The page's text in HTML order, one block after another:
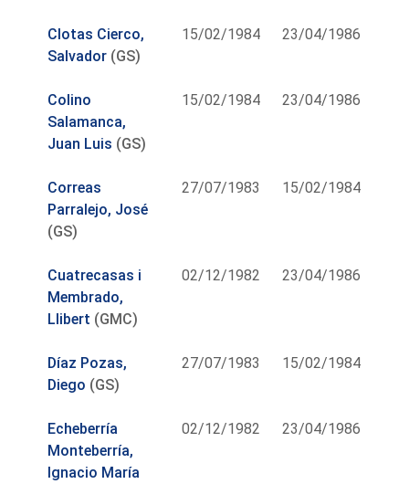
Clotas Cierco,
Salvador (GS)
15/02/1984 23/04/1986
Colino
Salamanca,
Juan Luis (GS)
15/02/1984 23/04/1986
Correas
Parralejo, José
(GS)
27/07/1983 15/02/1984
Cuatrecasas i
Membrado,
Llibert (GMC)
02/12/1982 23/04/1986
Díaz Pozas,
Diego (GS)
27/07/1983 15/02/1984
Echeberría
Monteberría,
Ignacio María
02/12/1982 23/04/1986